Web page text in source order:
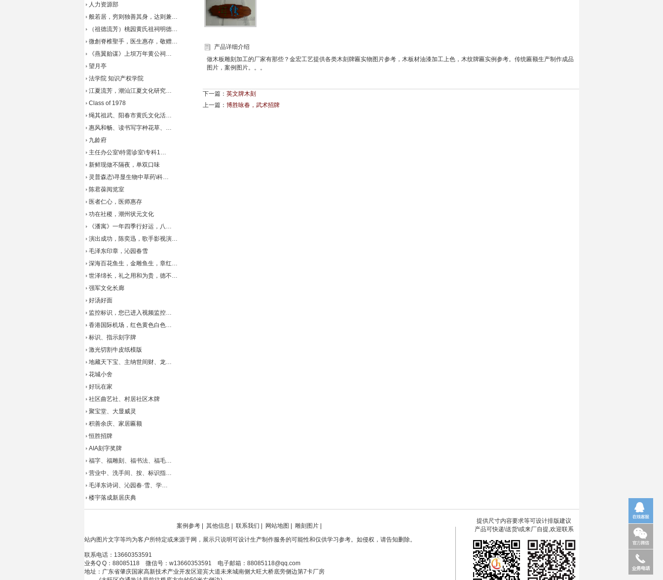
人力资源部
般若居，穷则独善其身，达则兼…
（祖德流芳）桃园黄氏祖祠明德…
微創脊椎聖手，医生惠存，敬赠…
《燕翼贻谋》上坝万年黄公祠…
望月亭
法学院 知识产权学院
江夏流芳，潮汕江夏文化研究…
Class of 1978
绳其祖武、阳春市黄氏文化活…
惠风和畅、读书写字种花草、…
九龄府
主任办公室\特需诊室\专科1…
新鲜现做不隔夜，单双口味
灵普森态\寻显生物中草药\科…
陈君葆阅览室
医者仁心，医师惠存
功在社稷，潮州状元文化
《潘寓》一年四季行好运，八…
演出成功，陈奕迅，歌手影视演…
毛泽东印章，沁园春雪
深海百花鱼生，金雕鱼生，章红…
世泽绵长，礼之用和为贵，德不…
强军文化长廊
好汤好面
监控标识，您已进入视频监控…
香港国际机场，红色黄色白色…
标识、指示刻字牌
激光切割牛皮纸模版
地藏天下宝、主纳世间财、龙…
花城小舍
好玩在家
社区曲艺社、村居社区木牌
聚宝堂、大显威灵
积善余庆、家居匾额
恒胜招牌
AIA刻字奖牌
福字、福雕刻、福书法、福毛…
营业中、洗手间、按、标识指…
毛泽东诗词、沁园春·雪、学…
楼宇落成新居庆典
产品详细介绍
做木板雕刻加工的厂家有那些？金宏工艺提供各类木刻牌匾实物图片参考，木板材油漆加工上色，木纹牌匾实例参考。传统匾额生产制作成品
图片，案例图片。。。
下一篇： 英文牌木刻
上一篇： 博胜咏春，武术招牌
案例参考 其他信息 联系我们 网站地图 雕刻图片
站内图片文字等均为客户所特定或来源于网，展示只说明可设计生产制作服务的可能性和仅供学习参考。如侵权，请告知删除。
联系电话：13660353591
业务Q Q：88085118 微信号：w13660353591 电子邮箱：88085118@qq.com
地址：广东省肇庆国家高新技术产业开发区迎宾大道未来城南侧大旺大桥底旁侧边第7卡厂房
提供尺寸内容要求等可设计排版建议
产品可快递\送货\或来厂自提,欢迎联系